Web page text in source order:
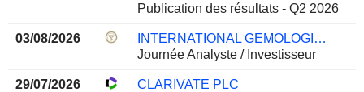
Publication des résultats - Q2 2026
03/08/2026
INTERNATIONAL GEMOLOGICAL INSTITUTE LIMITED
Journée Analyste / Investisseur
29/07/2026
CLARIVATE PLC